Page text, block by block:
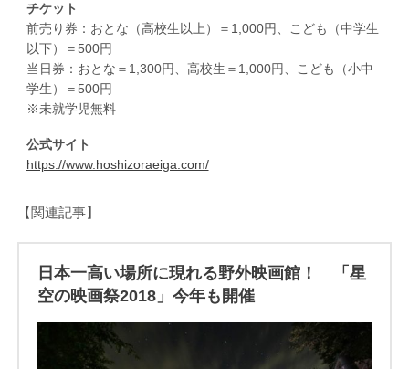
チケット
前売り券：おとな（高校生以上）＝1,000円、こども（中学生
以下）＝500円
当日券：おとな＝1,300円、高校生＝1,000円、こども（小中
学生）＝500円
※未就学児無料
公式サイト
https://www.hoshizoraeiga.com/
【関連記事】
日本一高い場所に現れる野外映画館！ 「星
空の映画祭2018」今年も開催